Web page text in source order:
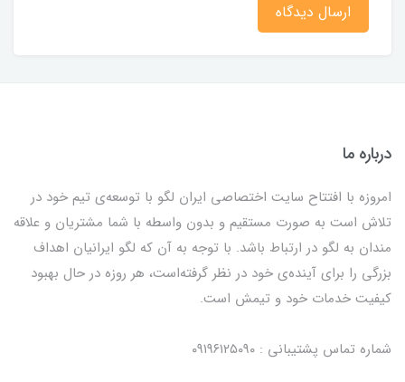
ارسال دیدگاه
درباره ما
امروزه با افتتاح سایت اختصاصی ایران لگو با توسعه‌ی تیم خود در
تلاش است به صورت مستقیم و بدون واسطه با شما مشتریان و علاقه
مندان به لگو در ارتباط باشد. با توجه به آن که لگو ایرانیان اهداف
بزرگی را برای آینده‌ی خود در نظر گرفته‌است، هر روزه در حال بهبود
کیفیت خدمات خود و تیمش است.
شماره تماس پشتیبانی : ۰۹۱۹۶۱۲۵۰۹۰